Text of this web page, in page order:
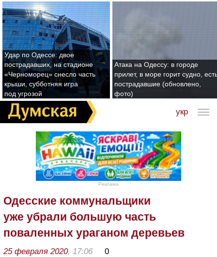
Удар по Одессе: двое
пострадавших, на стадионе
«Черноморец» снесло часть
крыши, субботняя игра
под угрозой
Атака на Одессу: в городе
прилет, в море горит судно,
пострадавшие (обновлено,
фото)
укр
Реклама
Одесские коммунальщики
уже убрали большую часть
поваленных ураганом деревьев
25 февраля 2020, 17:06 0